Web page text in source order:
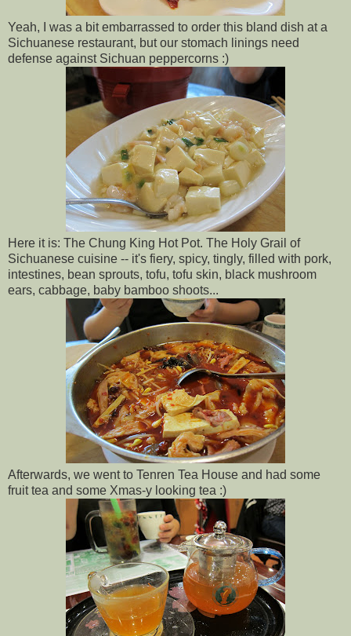
Yeah, I was a bit embarrassed to order this bland dish at a
Sichuanese restaurant, but our stomach linings need
defense against Sichuan peppercorns :)
Here it is: The Chung King Hot Pot. The Holy Grail of
Sichuanese cuisine -- it's fiery, spicy, tingly, filled with pork,
intestines, bean sprouts, tofu, tofu skin, black mushroom
ears, cabbage, baby bamboo shoots...
Afterwards, we went to Tenren Tea House and had some
fruit tea and some Xmas-y looking tea :)